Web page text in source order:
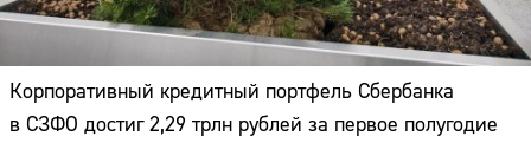
Корпоративный кредитный портфель Сбербанка
в СЗФО достиг 2,29 трлн рублей за первое полугодие